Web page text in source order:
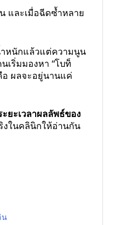
และเมื่อฉีดซ้ำหลาย
หนักแล้วแต่ความนูน
เริ่มมองหา “โบท็
อ ผลจะอยู่นานแค่
ะยะเวลาผลลัพธ์ของ
ในคลินิกให้อ่านกัน
น